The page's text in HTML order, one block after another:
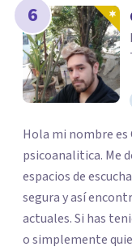
6
Hola mi nombre
psicoanalitica. Me
espacios de
segura y así
actuales. Si has
o simplemente